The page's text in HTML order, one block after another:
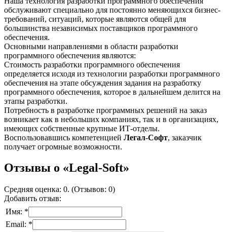
обслуживают специально для постоянно меняющихся бизнес-
требований, ситуаций, которые являются общей для
большинства независимых поставщиков программного
обеспечения.
Основными направлениями в области разработки
программного обеспечения являются:
Стоимость разработки программного обеспечения
определяется исходя из технологии разработки программного
обеспечения на этапе обсуждения задания на разработку
программного обеспечения, которое в дальнейшем делится на
этапы разработки.
Потребность в разработке программных решений на заказ
возникает как в небольших компаниях, так и в организациях,
имеющих собственные крупные ИТ-отделы.
Воспользовавшись компетенцией Легал-Софт, заказчик
получает огромные возможности.
Отзывы о «Legal-Soft»
Средняя оценка: 0. (Отзывов: 0)
Добавить отзыв:
Имя: *
Email: *